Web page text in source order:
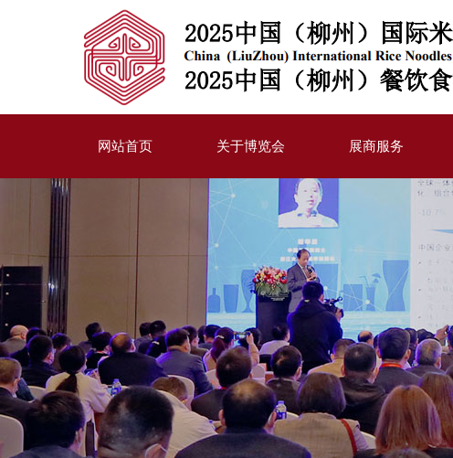
网站首页 关于博览会
博览会简介
宣传计划
合作伙伴
下载中心
展商服务
同期活动赞助
展商登录